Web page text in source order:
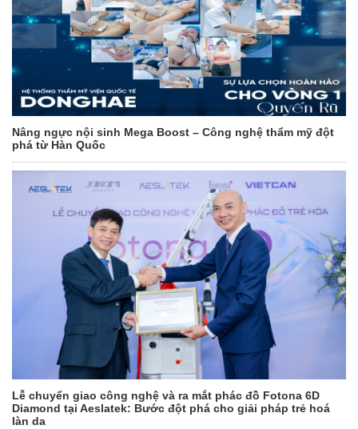
Nâng ngực nội sinh Mega Boost – Công nghệ thẩm mỹ đột
phá từ Hàn Quốc
Lễ chuyển giao công nghệ và ra mắt phác đồ Fotona 6D
Diamond tại Aeslatek: Bước đột phá cho giải pháp trẻ hoá
làn da